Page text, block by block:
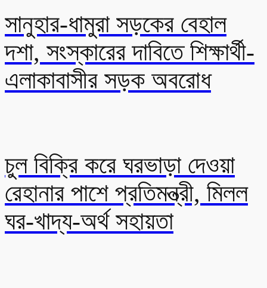
সানুহার-ধামুরা সড়কের বেহাল
দশা, সংস্কারের দাবিতে শিক্ষার্থী-
এলাকাবাসীর সড়ক অবরোধ
চুল বিক্রি করে ঘরভাড়া দেওয়া
রেহানার পাশে প্রতিমন্ত্রী, মিলল
ঘর-খাদ্য-অর্থ সহায়তা